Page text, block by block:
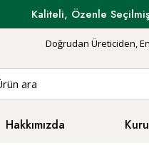
Kaliteli, Özenle
Doğrudan Üreticiden,
Hakkımızda